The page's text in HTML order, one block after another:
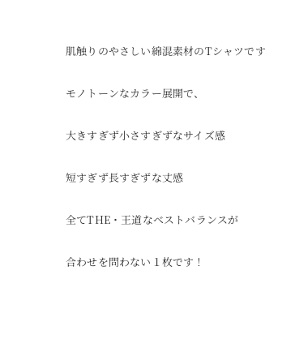
肌触りのやさしい綿混素材のTシャツです
モノトーンなカラー展開で、
大きすぎず小さすぎずなサイズ感
短すぎず長すぎずな丈感
全てTHE・王道なベストバランスが
合わせを問わない１枚です！